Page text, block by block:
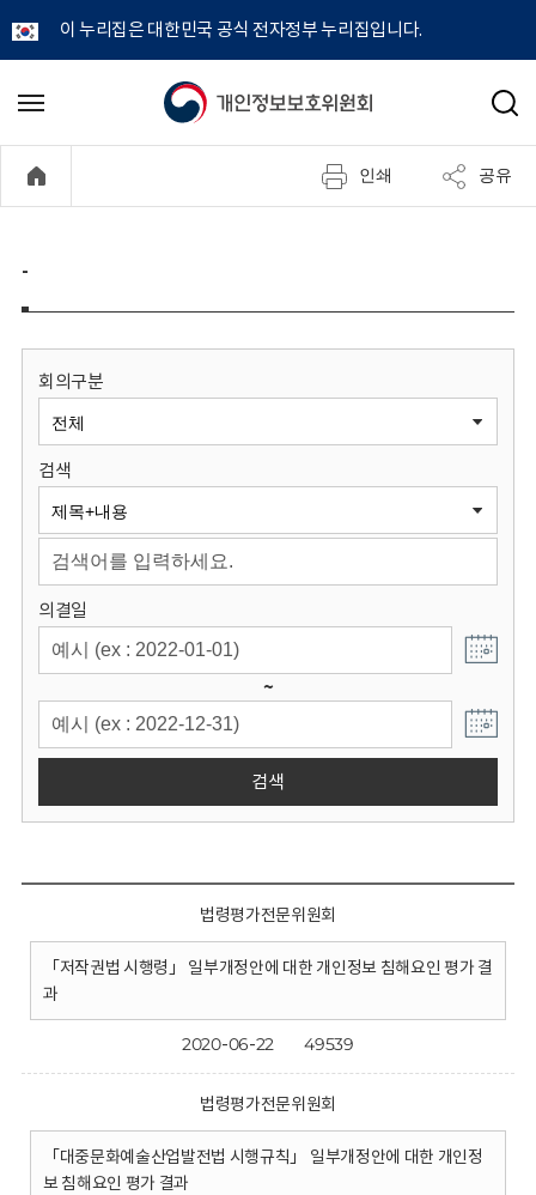
이 누리집은 대한민국 공식 전자정부 누리집입니다.
개
정
보
원
회
메
기
검
인쇄 공유
-
회의구분
검색
의결일
~
검색
법령평가전문위원회
「저작권법 시행령」 일부개정안에 대한 개인정보 침해요인 평가 결
과
2020-06-22 49539
법령평가전문위원회
「대중문화예술산업발전법 시행규칙」 일부개정안에 대한 개인정
보 침해요인 평가 결과